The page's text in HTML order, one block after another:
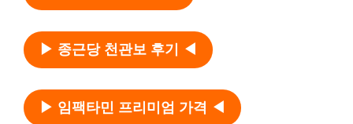
▶ 종근당 천관보 후기 ◀
▶ 임팩타민 프리미엄 가격 ◀